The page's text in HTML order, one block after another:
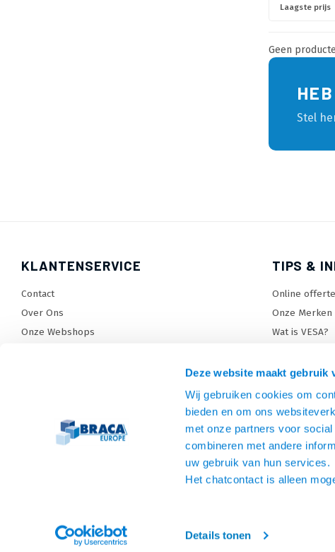
Deze website maakt gebruik
Wij gebruiken cookies om
bieden en om ons
met onze partners voor
combineren met andere
uw gebruik van hun services.
Het chatcontact is alleen
Details tonen
Laagste prijs
Geen
Stel
KLANTENSERVICE
Contact
Over Ons
Onze Webshops
Betaalmethoden en voorwaarden
Privacy policy
TIPS &
Online
Onze Merken
Wat is VESA?
TV standaard
TV lift
Monitorarm
SiteMap
© Copyright 2026 Beugels en Meer - Theme by